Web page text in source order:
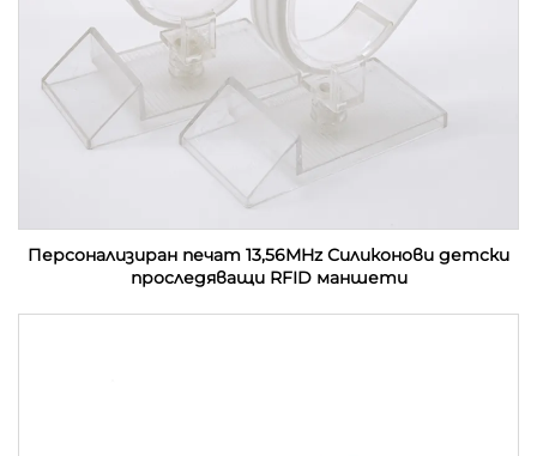
Персонализиран печат 13,56MHz Силиконови детски
проследяващи RFID маншети